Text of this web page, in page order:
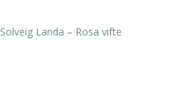
Solveig Landa – Rosa vifte